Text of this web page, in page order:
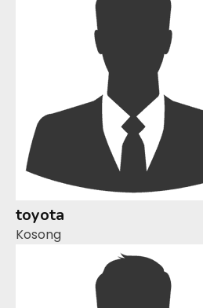
toyota
Kosong